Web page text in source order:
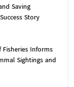
II) စီမံကိန်း
Saving
Story
Informs
Sightings and